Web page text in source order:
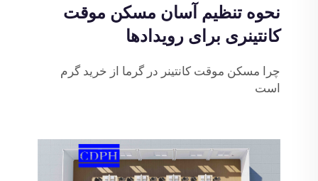
نحوه تنظیم آسان مسکن موقت
کانتینری برای رویدادها
چرا مسکن موقت کانتینر در گرما از خرید گرم
است